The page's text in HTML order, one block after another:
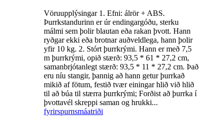
Vöruupplýsingar 1. Efni: álrör + ABS.
Þurrkstandurinn er úr endingargóðu, sterku
málmi sem þolir blautan eða rakan þvott. Hann
ryðgar ekki eða brotnar auðveldlega, hann þolir
yfir 10 kg. 2. Stórt þurrkrými. Hann er með 7,5
m þurrkrými, opið stærð: 93,5 * 61 * 27,2 cm,
samanbrjótanlegt stærð: 93,5 * 11 * 27,2 cm. Það
eru níu stangir, þannig að hann getur þurrkað
mikið af fötum, festið tvær einingar hlið við hlið
til að búa til stærra þurrkrými; Forðist að þurrka í
þvottavél skreppi saman og hrukki...
fyrirspurnsmáatriði